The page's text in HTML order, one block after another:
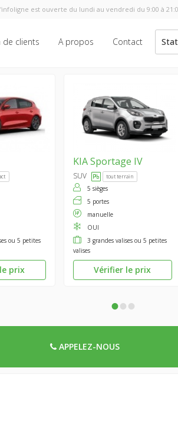
est ouverte du lundi au vendredi du 9:00 à
de clients A propos Contact
ou 5 petites
prix
KIASportage IV
SUV tout terrain
5 sièges
5 portes
manuelle
OUI
3 grandes valises ou 5 petites
valises
Vérifier le prix
•••
APPELEZ-NOUS